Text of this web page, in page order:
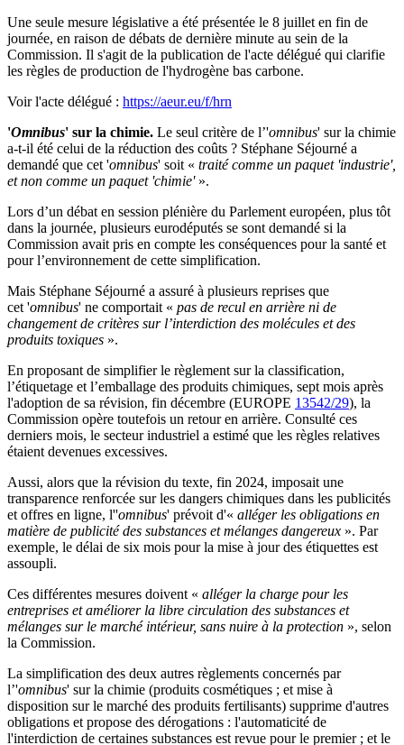
Une seule mesure législative a été présentée le 8 juillet en fin de
journée, en raison de débats de dernière minute au sein de la
Commission. Il s'agit de la publication de l'acte délégué qui clarifie
les règles de production de l'hydrogène bas carbone.
Voir l'acte délégué : https://aeur.eu/f/hrn
'Omnibus' sur la chimie. Le seul critère de l’'omnibus' sur la chimie
a-t-il été celui de la réduction des coûts ? Stéphane Séjourné a
demandé que cet 'omnibus' soit « traité comme un paquet 'industrie',
et non comme un paquet 'chimie' ».
Lors d’un débat en session plénière du Parlement européen, plus tôt
dans la journée, plusieurs eurodéputés se sont demandé si la
Commission avait pris en compte les conséquences pour la santé et
pour l’environnement de cette simplification.
Mais Stéphane Séjourné a assuré à plusieurs reprises que
cet 'omnibus' ne comportait « pas de recul en arrière ni de
changement de critères sur l’interdiction des molécules et des
produits toxiques ».
En proposant de simplifier le règlement sur la classification,
l’étiquetage et l’emballage des produits chimiques, sept mois après
l'adoption de sa révision, fin décembre (EUROPE 13542/29), la
Commission opère toutefois un retour en arrière. Consulté ces
derniers mois, le secteur industriel a estimé que les règles relatives
étaient devenues excessives.
Aussi, alors que la révision du texte, fin 2024, imposait une
transparence renforcée sur les dangers chimiques dans les publicités
et offres en ligne, l''omnibus' prévoit d'« alléger les obligations en
matière de publicité des substances et mélanges dangereux ». Par
exemple, le délai de six mois pour la mise à jour des étiquettes est
assoupli.
Ces différentes mesures doivent « alléger la charge pour les
entreprises et améliorer la libre circulation des substances et
mélanges sur le marché intérieur, sans nuire à la protection », selon
la Commission.
La simplification des deux autres règlements concernés par
l’'omnibus' sur la chimie (produits cosmétiques ; et mise à
disposition sur le marché des produits fertilisants) supprime d'autres
obligations et propose des dérogations : l'automaticité de
l'interdiction de certaines substances est revue pour le premier ; et le